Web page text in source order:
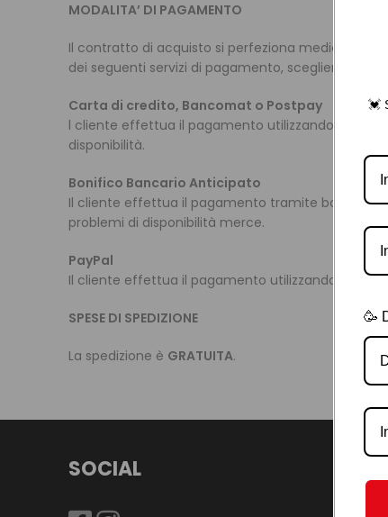
MODALITA’ DI PAGAMENTO
Il contratto di acquisto si perfeziona mediante
dei seguenti servizi di pagamento, scegliendo la
Carta di credito, Bancomat o Postpay
l cliente effettua il pagamento utilizzando la
disponibilità.
Bonifico Bancario Anticipato
Il cliente effettua il pagamento tramite bonifico
problemi di disponibilità merce.
PayPal
Il cliente effettua il pagamento utilizzando il
SPESE DI SPEDIZIONE
La spedizione è GRATUITA.
SOCIAL
💓
🥳